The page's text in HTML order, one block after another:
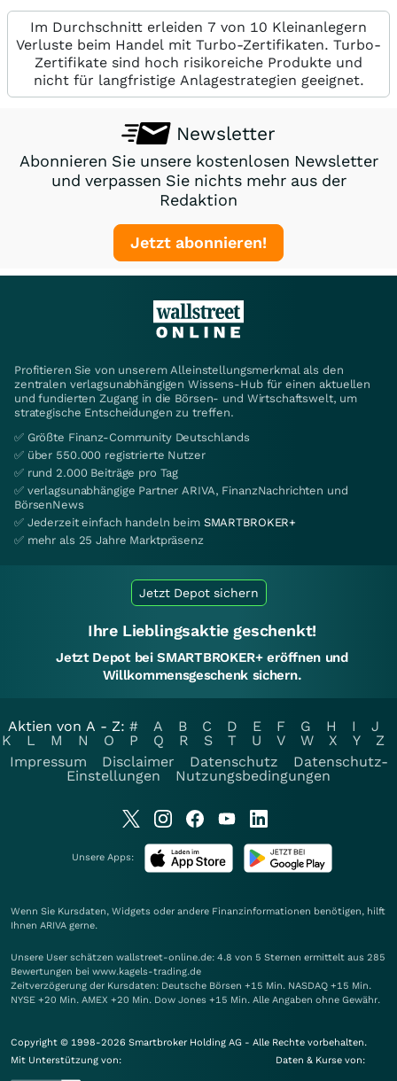
Im Durchschnitt erleiden 7 von 10 Kleinanlegern
Verluste beim Handel mit Turbo-Zertifikaten. Turbo-
Zertifikate sind hoch risikoreiche Produkte und
nicht für langfristige Anlagestrategien geeignet.
Newsletter
Abonnieren Sie unsere kostenlosen Newsletter
und verpassen Sie nichts mehr aus der
Redaktion
Jetzt abonnieren!
Profitieren Sie von unserem Alleinstellungsmerkmal als den
zentralen verlagsunabhängigen Wissens-Hub für einen aktuellen
und fundierten Zugang in die Börsen- und Wirtschaftswelt, um
strategische Entscheidungen zu treffen.
✅ Größte Finanz-Community Deutschlands
✅ über 550.000 registrierte Nutzer
✅ rund 2.000 Beiträge pro Tag
✅ verlagsunabhängige Partner ARIVA, FinanzNachrichten und
BörsenNews
✅ Jederzeit einfach handeln beim SMARTBROKER+
✅ mehr als 25 Jahre Marktpräsenz
Jetzt Depot sichern
Ihre Lieblingsaktie geschenkt!
Jetzt Depot bei SMARTBROKER+ eröffnen und
Willkommensgeschenk sichern.
Aktien von A - Z: # A B C D E F G H I
J
K
L M N O P Q R S T U V W X Y
Z
Impressum
Disclaimer Datenschutz
Datenschutz-
Einstellungen
Nutzungsbedingungen
Unsere Apps:
Wenn Sie Kursdaten, Widgets oder andere Finanzinformationen benötigen, hilft
Ihnen ARIVA gerne.
Unsere User schätzen wallstreet-online.de: 4.8 von 5 Sternen ermittelt aus 285
Bewertungen bei www.kagels-trading.de
Zeitverzögerung der Kursdaten: Deutsche Börsen +15 Min. NASDAQ +15 Min.
NYSE +20 Min. AMEX +20 Min. Dow Jones +15 Min. Alle Angaben ohne Gewähr.
Copyright © 1998-2026 Smartbroker Holding AG - Alle Rechte vorbehalten.
Mit Unterstützung von:
Daten & Kurse von: